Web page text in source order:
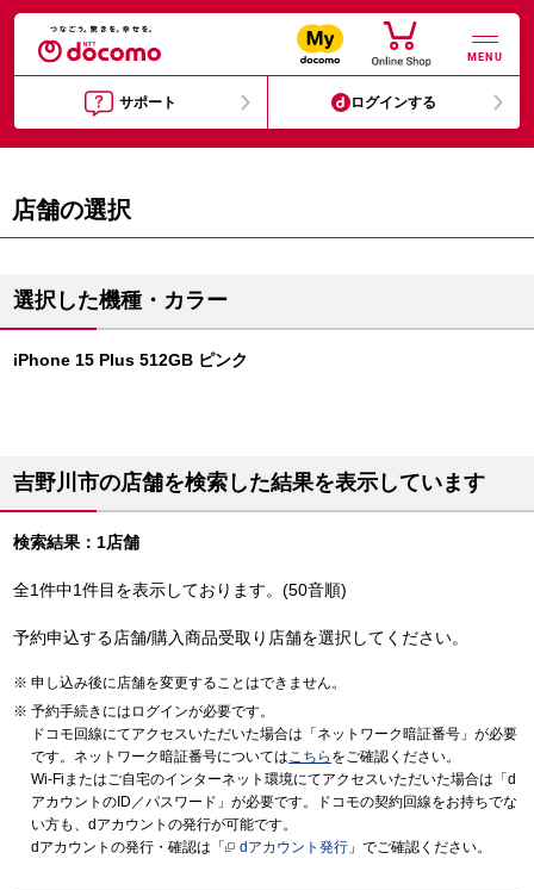
MENU
サポート ログインする
店舗の選択
選択した機種・カラー
iPhone 15 Plus 512GB ピンク
吉野川市の店舗を検索した結果を表示しています
検索結果：1店舗
全1件中1件目を表示しております。(50音順)
予約申込する店舗/購入商品受取り店舗を選択してください。
申し込み後に店舗を変更することはできません。
予約手続きにはログインが必要です。
ドコモ回線にてアクセスいただいた場合は「ネットワーク暗証番号」が必要
です。ネットワーク暗証番号についてはこちら をご確認ください。
Wi-Fiまたはご自宅のインターネット環境にてアクセスいただいた場合は「d
アカウントのID／パスワード」が必要です。ドコモの契約回線をお持ちでな
い方も、dアカウントの発行が可能です。
dアカウントの発行・確認は「
dアカウント発行 」でご確認ください。